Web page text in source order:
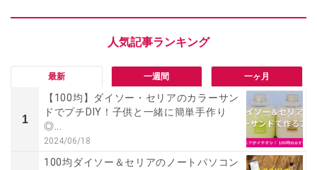
最新 一週間 一ヶ月
1
【100均】ダイソー・セリアのカラーサン
ドでプチDIY！子供と一緒に簡単手作り
◎...
2024/06/18
100均ダイソー＆セリアのノートパソコン